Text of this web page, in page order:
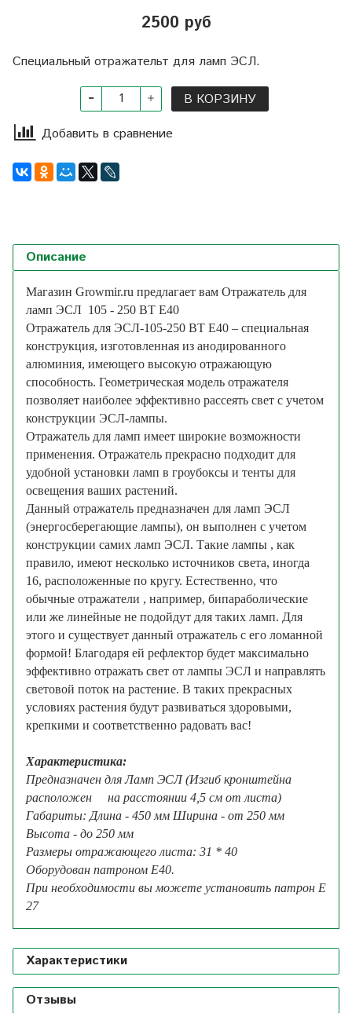
2500 руб
Специальный отражательт для ламп ЭСЛ.
В КОРЗИНУ
Добавить в сравнение
Описание
Магазин Growmir.ru предлагает вам Отражатель для
ламп ЭСЛ 105 - 250 ВТ Е40
Отражатель для ЭСЛ-105-250 ВТ Е40 – специальная
конструкция, изготовленная из анодированного
алюминия, имеющего высокую отражающую
способность. Геометрическая модель отражателя
позволяет наиболее эффективно рассеять свет с учетом
конструкции ЭСЛ-лампы.
Отражатель для ламп имеет широкие возможности
применения. Отражатель прекрасно подходит для
удобной установки ламп в гроубоксы и тенты для
освещения ваших растений.
Данный отражатель предназначен для ламп ЭСЛ
(энергосберегающие лампы), он выполнен с учетом
конструкции самих ламп ЭСЛ. Такие лампы , как
правило, имеют несколько источников света, иногда
16, расположенные по кругу. Естественно, что
обычные отражатели , например, бипараболические
или же линейные не подойдут для таких ламп. Для
этого и существует данный отражатель с его ломанной
формой! Благодаря ей рефлектор будет максимально
эффективно отражать свет от лампы ЭСЛ и направлять
световой поток на растение. В таких прекрасных
условиях растения будут развиваться здоровыми,
крепкими и соответственно радовать вас!
Характеристика:
Предназначен для Ламп ЭСЛ (Изгиб кронштейна
расположен на расстоянии 4,5 см от листа)
Габариты: Длина - 450 мм Ширина - от 250 мм
Высота - до 250 мм
Размеры отражающего листа: 31 * 40
Оборудован патроном Е40.
При необходимости вы можете установить патрон Е
27
Характеристики
Отзывы